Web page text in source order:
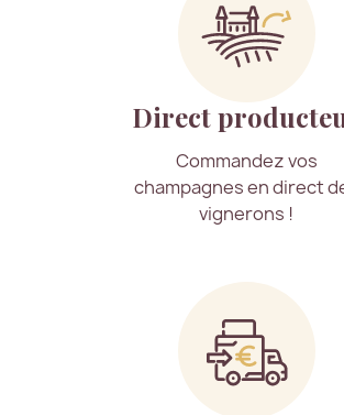
Direct
Commandez vos
champagnes en direct
vignerons !